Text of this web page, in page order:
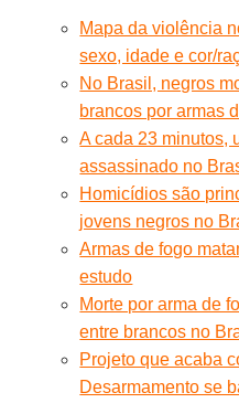
Mapa da violência
sexo, idade e cor/
No Brasil, negros
brancos por armas
A cada 23 minutos,
assassinado no
Homicídios são
jovens negros no
Armas de fogo
estudo
Morte por arma de
entre brancos no
Projeto que acaba
Desarmamento se